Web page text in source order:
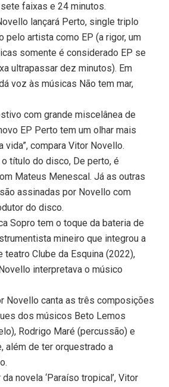
faixas e 24 minutos.
lançará Perto, single triplo
pelo artista como EP (a rigor, um
somente é considerado EP se
ultrapassar dez minutos). Em
voz às músicas Não tem mar,
com grande miscelânea de
EP Perto tem um olhar mais
vida”, compara Vitor Novello.
título do disco, De perto, é
Mateus Menescal. Já as outras
assinadas por Novello com
do disco.
Sopro tem o toque da bateria de
mineiro que integrou a
teatro Clube da Esquina (2022),
interpretava o músico
Novello canta as três composições
dos músicos Beto Lemos
Rodrigo Maré (percussão) e
além de ter orquestrado a
novela ‘Paraíso tropical’, Vitor